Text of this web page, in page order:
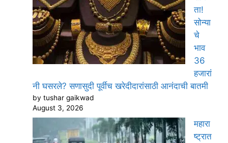
ता!
सोन्या
चे
भाव
36
हजारां
नी घसरले? सणासुदी पूर्वीच खरेदीदारांसाठी आनंदाची बातमी
by tushar gaikwad
August 3, 2026
महारा
ष्ट्रात